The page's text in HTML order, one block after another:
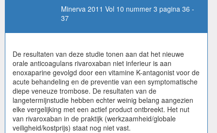
Minerva 2011 Vol 10 nummer 3 pagina 36 -
37
De resultaten van deze studie tonen aan dat het nieuwe
orale anticoagulans rivaroxaban niet inferieur is aan
enoxaparine gevolgd door een vitamine K-antagonist voor de
acute behandeling en de preventie van een symptomatische
diepe veneuze trombose. De resultaten van de
langetermijnstudie hebben echter weinig belang aangezien
elke vergelijking met een actief product ontbreekt. Het nut
van rivaroxaban in de praktijk (werkzaamheid/globale
veiligheid/kostprijs) staat nog niet vast.